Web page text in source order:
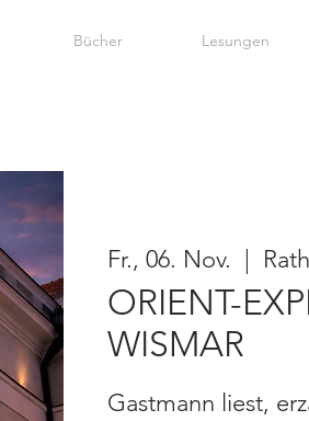
Bücher Lesungen
Fr., 06. Nov.
  |
ORIENT-
WISMAR
Gastmann liest,